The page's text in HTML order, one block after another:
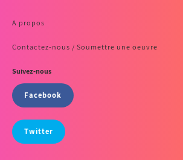
A propos
Contactez-nous / Soumettre une oeuvre
Suivez-nous
Facebook
Twitter